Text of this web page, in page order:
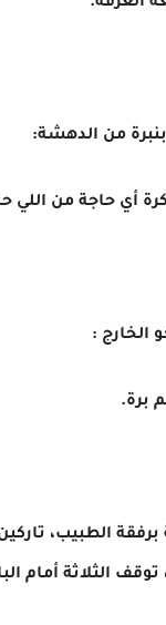
من الدهشة:
أي حاجة من اللي
الخارج :
برة.
برفقة الطبيب،
توقف الثلاثة أمام